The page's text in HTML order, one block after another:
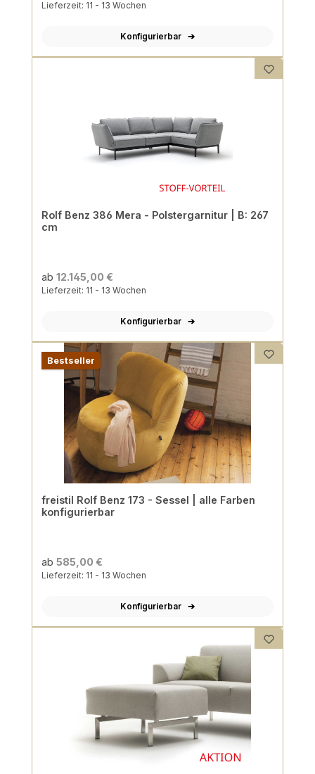
Lieferzeit: 11 - 13 Wochen
Konfigurierbar
Rolf Benz 386 Mera - Polstergarnitur | B: 267
cm
ab 12.145,00 €
Lieferzeit: 11 - 13 Wochen
Konfigurierbar
Bestseller
freistil Rolf Benz 173 - Sessel | alle Farben
konfigurierbar
ab 585,00 €
Lieferzeit: 11 - 13 Wochen
Konfigurierbar